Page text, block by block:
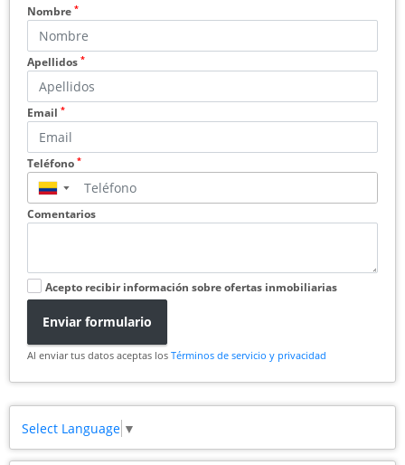
Nombre *
Apellidos *
Email *
Teléfono *
▼
Comentarios
Acepto recibir información sobre ofertas inmobiliarias
Enviar formulario
Al enviar tus datos aceptas los Términos de servicio y privacidad
Select Language ▼